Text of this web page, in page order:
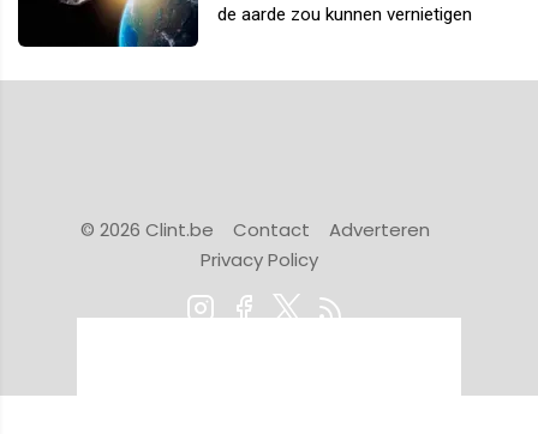
de aarde zou kunnen vernietigen
© 2026 Clint.be Contact
Adverteren
Privacy Policy